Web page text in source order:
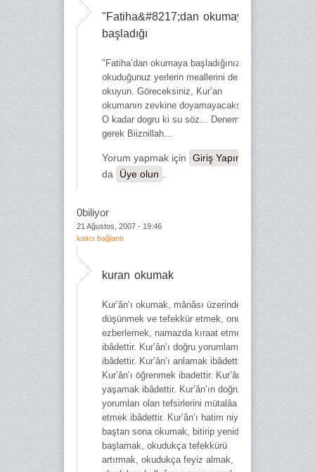
"Fatiha&#8217;dan okumaya
başladığı
"Fatiha’dan okumaya başladığınızda
okuduğunuz yerlerin meallerini de
okuyun. Göreceksiniz, Kur’an
okumanın zevkine doyamayacaksınız"
O kadar dogru ki su söz... Denemek
gerek Biiznillah...
Yorum yapmak için Giriş Yapın
ya
da
Üye olun
0biliyor
21 Ağustos, 2007 - 19:46
kalıcı bağlantı
kuran okumak
Kur’ân’ı okumak, mânâsı üzerinde
düşünmek ve tefekkür etmek, onu
ezberlemek, namazda kıraat etmek
ibâdettir. Kur’ân’ı doğru yorumlamak
ibâdettir. Kur’ân’ı anlamak ibâdettir.
Kur’ân’ı öğrenmek ibadettir. Kur’ân’ı
yaşamak ibâdettir. Kur’ân’ın doğru
yorumları olan tefsirlerini mütalâa
etmek ibâdettir. Kur’ân’ı hatim niyetiyle
baştan sona okumak, bitirip yeniden
başlamak, okudukça tefekkürü
artırmak, okudukça feyiz almak,